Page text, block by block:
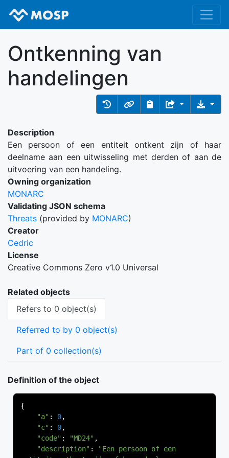
Ontkenning van
handelingen
Description
Een persoon of een entiteit ontkent zijn of haar
deelname aan een uitwisseling met derden of aan de
uitvoering van een handeling.
Owning organization
MONARC
Validating JSON schema
Threats (provided by MONARC)
Creator
Cedric
License
Creative Commons Zero v1.0 Universal
Related objects
Refers to 0 object(s)
Referred to by 0 object(s)
Part of 0 collection(s)
Definition of the object
{
"a" : 0,
"c" : 0,
"code" : "MD24" ,
"description" :
"Een persoon of een